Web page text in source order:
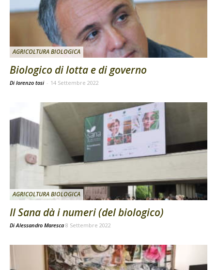
AGRICOLTURA BIOLOGICA
Biologico di lotta e di governo
Di lorenzo tosi - 14 Settembre 2022
AGRICOLTURA BIOLOGICA
Il Sana dà i numeri (del biologico)
Di Alessandro Maresca 8 Settembre 2022